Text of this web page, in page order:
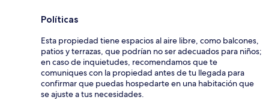
Políticas
Esta propiedad tiene espacios al aire libre, como balcones,
patios y terrazas, que podrían no ser adecuados para niños;
en caso de inquietudes, recomendamos que te
comuniques con la propiedad antes de tu llegada para
confirmar que puedas hospedarte en una habitación que
se ajuste a tus necesidades.